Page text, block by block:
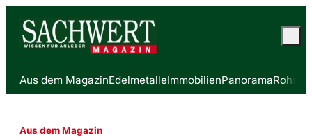
Aus dem MagazinEdelmetalleImmobilienPanorama
Aus dem Magazin